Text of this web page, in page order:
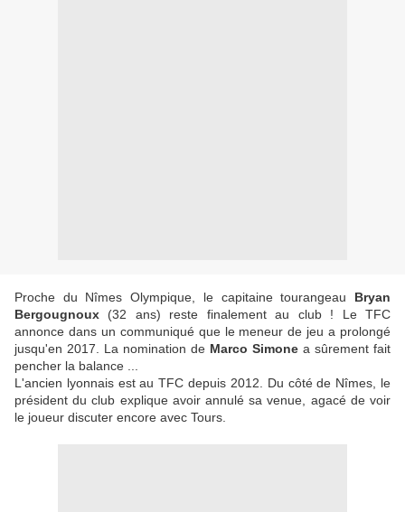
Proche du Nîmes Olympique, le capitaine tourangeau Bryan
Bergougnoux (32 ans) reste finalement au club ! Le TFC
annonce dans un communiqué que le meneur de jeu a prolongé
jusqu'en 2017. La nomination de Marco Simone a sûrement fait
pencher la balance ...
L'ancien lyonnais est au TFC depuis 2012. Du côté de Nîmes, le
président du club explique avoir annulé sa venue, agacé de voir
le joueur discuter encore avec Tours.